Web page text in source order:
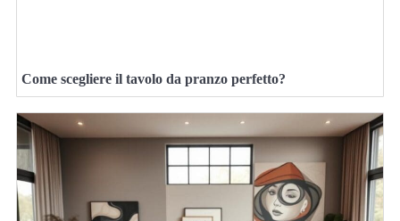
Come scegliere il tavolo da pranzo perfetto?